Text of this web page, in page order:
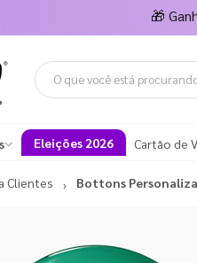
🎁
Eleições 2026 Cartão de
Clientes Bottons